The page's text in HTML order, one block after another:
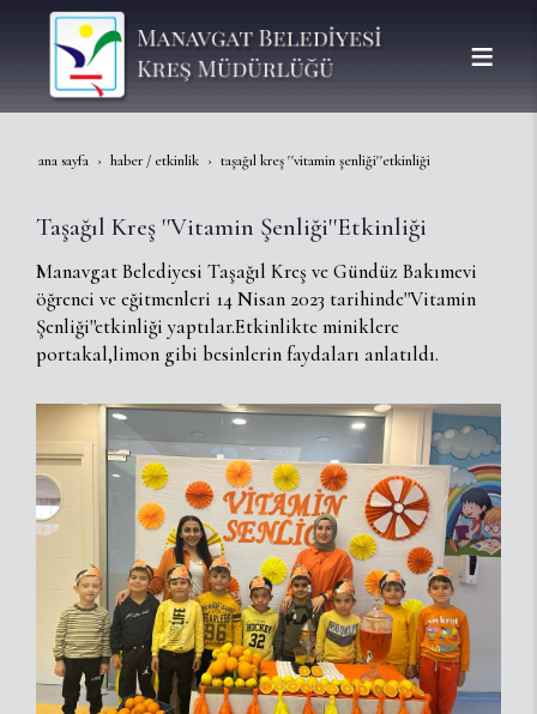
ana sayfa haber / etkinlik taşağıl kreş ''vitamin şenliği''etkinliği
Taşağıl Kreş ''Vitamin Şenliği''Etkinliği
Manavgat Belediyesi Taşağıl Kreş ve Gündüz Bakımevi
öğrenci ve eğitmenleri 14 Nisan 2023 tarihinde''Vitamin
Şenliği''etkinliği yaptılar.Etkinlikte miniklere
portakal,limon gibi besinlerin faydaları anlatıldı.